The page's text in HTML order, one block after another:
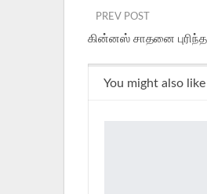
PREV POST
கின்னஸ் சாதனை
You might also like